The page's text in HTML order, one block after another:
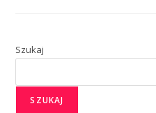
Szukaj
SZUKAJ